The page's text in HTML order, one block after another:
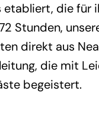
die für
Stunden,
direkt aus
die mit
begeistert.